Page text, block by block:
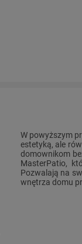
W powyższym
estetyką, ale
domownikom
MasterPatio,
Pozwalają na
wnętrza domu